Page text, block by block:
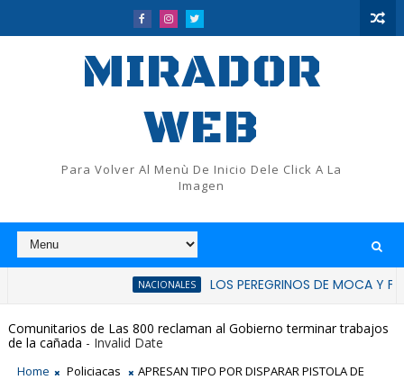
MIRADOR
WEB
Para Volver Al Menù De Inicio Dele Click A La
Imagen
LOS PEREGRINOS DE MOCA Y FLUP
Comunitarios de Las 800 reclaman al Gobierno terminar trabajos
de la cañada - Invalid Date
Home Policiacas
APRESAN TIPO POR DISPARAR PISTOLA DE